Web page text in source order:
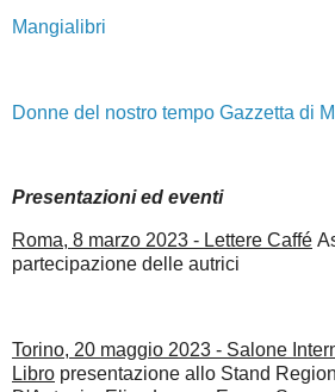
Mangialibri
Donne del nostro tempo Gazzetta di
Presentazioni ed eventi
Roma, 8 marzo 2023 - Lettere Caffé
partecipazione delle autrici
Torino, 20 maggio 2023 - Salone
Libro presentazione allo Stand